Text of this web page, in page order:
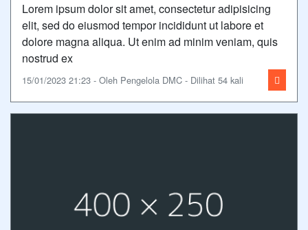
Lorem ipsum dolor sit amet, consectetur adipisicing
elit, sed do eiusmod tempor incididunt ut labore et
dolore magna aliqua. Ut enim ad minim veniam, quis
nostrud ex
15/01/2023 21:23 - Oleh Pengelola DMC - Dilihat 54 kali